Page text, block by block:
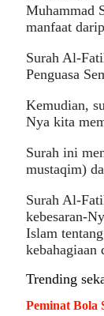
Muhammad
manfaat
Surah Al-
Penguasa
Kemudian,
Nya kita
Surah ini
mustaqim)
Surah Al-
kebesaran-
Islam
kebahagiaan
Trending
Peminat Bola